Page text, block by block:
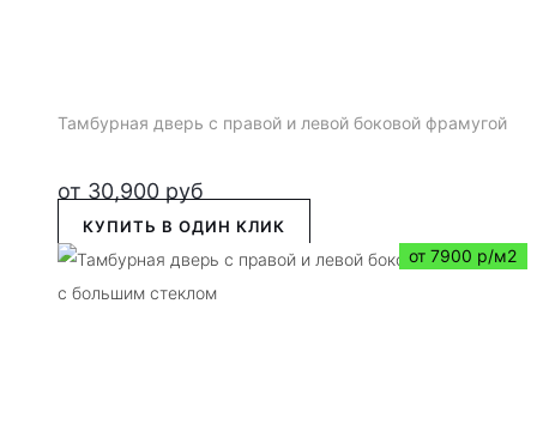
Тамбурная дверь с правой и левой боковой фрамугой
от 30,900 руб
КУПИТЬ В ОДИН КЛИК
от 7900 р/м2